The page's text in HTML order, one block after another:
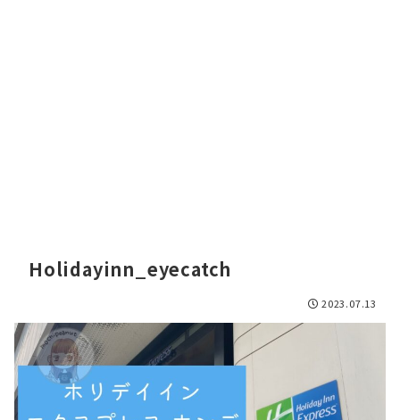
Holidayinn_eyecatch
2023.07.13